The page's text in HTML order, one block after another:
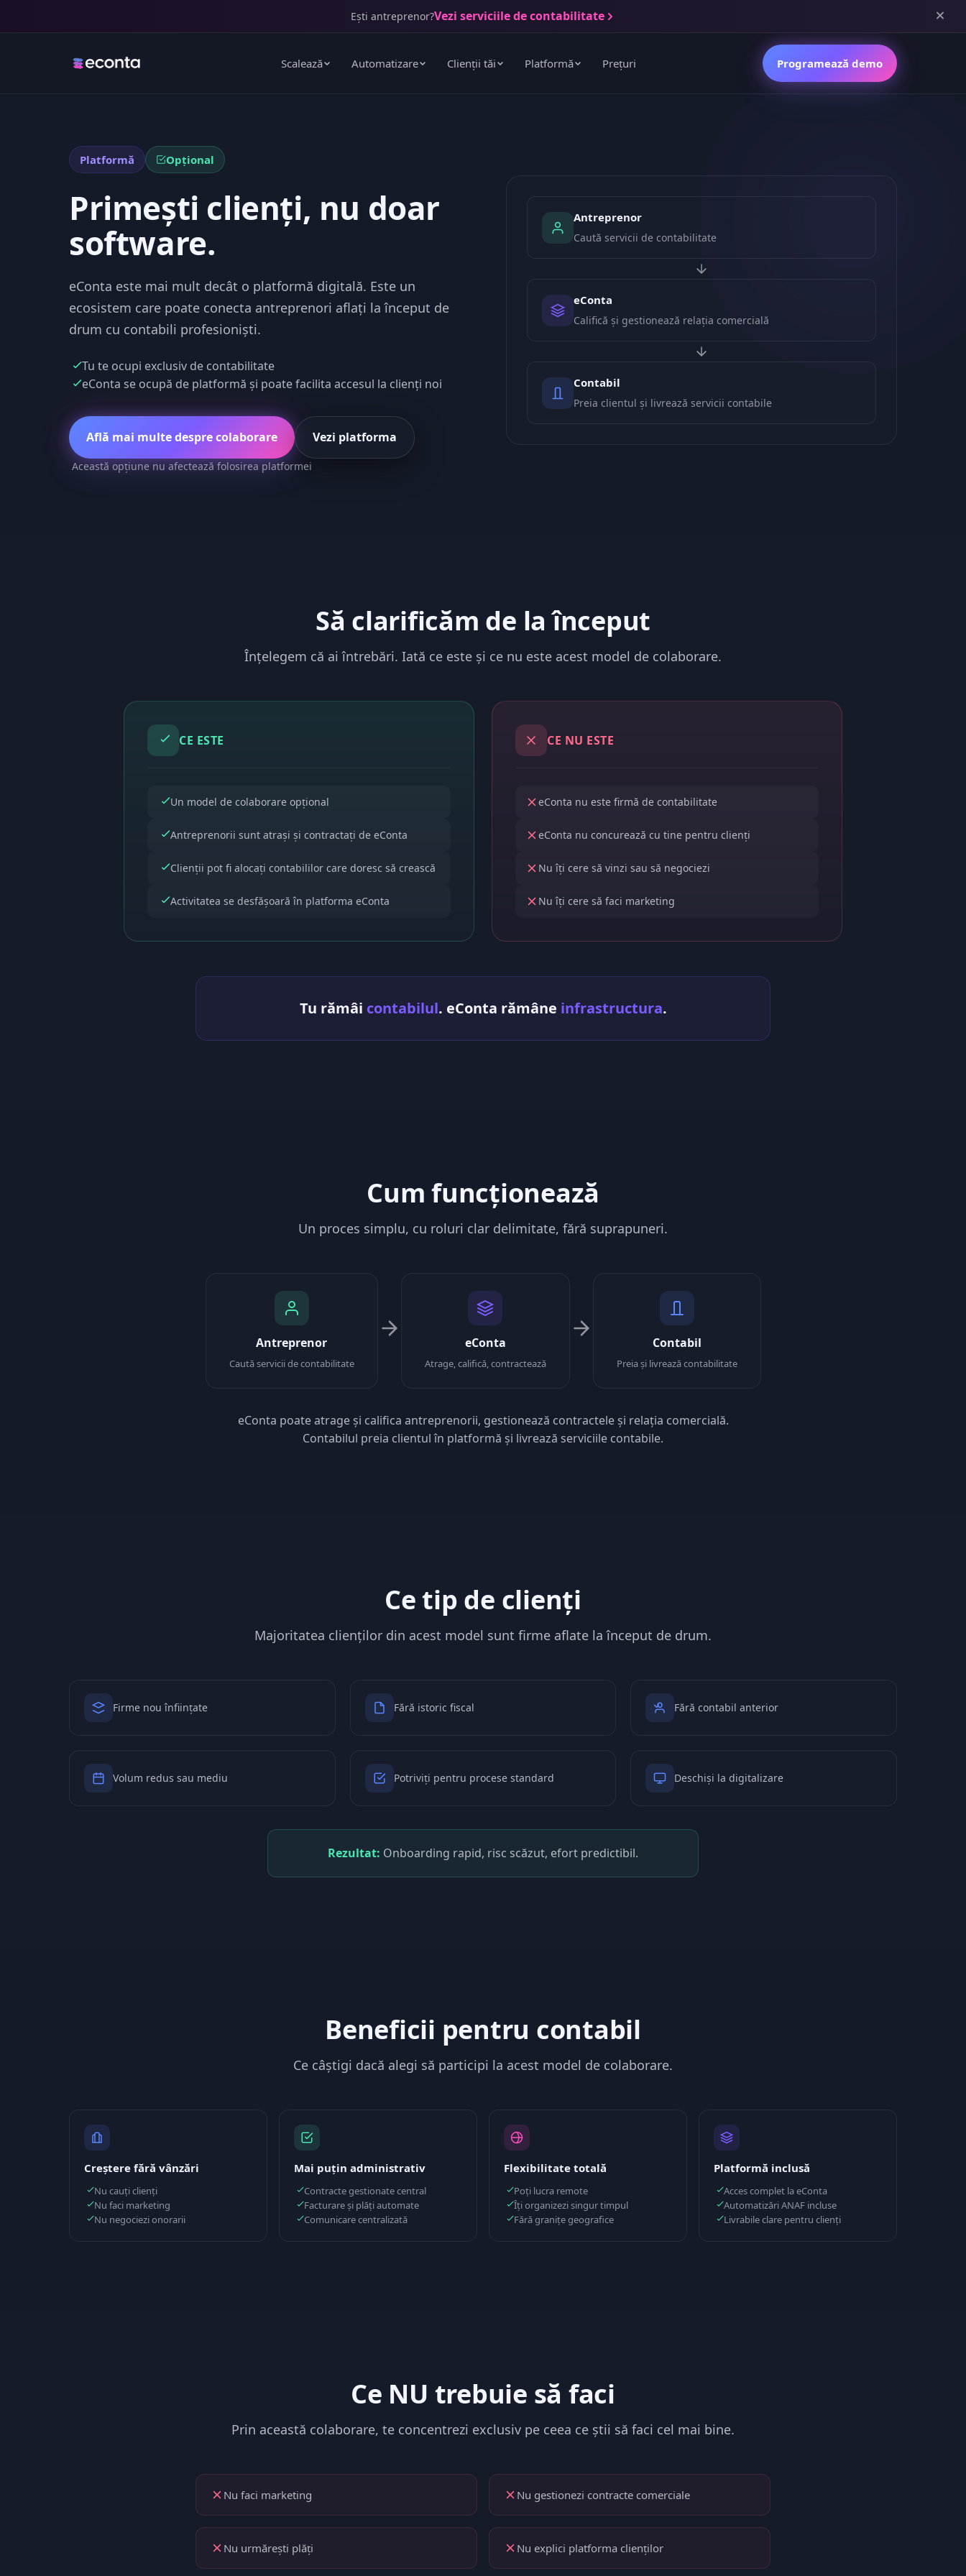
Ești antreprenor?Vezi serviciile de contabilitate
Scalează Automatizare Clienții tăi Platformă Prețuri Programează demo
Platformă Opțional
Primești clienți, nu doar
software.
eConta este mai mult decât o platformă digitală. Este un
ecosistem care poate conecta antreprenori aflați la început de
drum cu contabili profesioniști.
Tu te ocupi exclusiv de contabilitate
eConta se ocupă de platformă și poate facilita accesul la clienți noi
Află mai multe despre colaborare Vezi platforma
Această opțiune nu afectează folosirea platformei
Antreprenor
Caută servicii de contabilitate
eConta
Califică și gestionează relația comercială
Contabil
Preia clientul și livrează servicii contabile
Să clarificăm de la început
Înțelegem că ai întrebări. Iată ce este și ce nu este acest model de colaborare.
CE ESTE
Un model de colaborare opțional
Antreprenorii sunt atrași și contractați de eConta
Clienții pot fi alocați contabililor care doresc să crească
Activitatea se desfășoară în platforma eConta
CE NU ESTE
eConta nu este firmă de contabilitate
eConta nu concurează cu tine pentru clienți
Nu îți cere să vinzi sau să negociezi
Nu îți cere să faci marketing
Tu rămâi contabilul. eConta rămâne infrastructura.
Cum funcționează
Un proces simplu, cu roluri clar delimitate, fără suprapuneri.
Antreprenor
Caută servicii de contabilitate
eConta
Atrage, califică, contractează
Contabil
Preia și livrează contabilitate
eConta poate atrage și califica antreprenorii, gestionează contractele și relația comercială.
Contabilul preia clientul în platformă și livrează serviciile contabile.
Ce tip de clienți
Majoritatea clienților din acest model sunt firme aflate la început de drum.
Firme nou înființate Fără istoric fiscal Fără contabil anterior
Volum redus sau mediu Potriviți pentru procese standard Deschiși la digitalizare
Rezultat: Onboarding rapid, risc scăzut, efort predictibil.
Beneficii pentru contabil
Ce câștigi dacă alegi să participi la acest model de colaborare.
Creștere fără vânzări
Nu cauți clienți
Nu faci marketing
Nu negociezi onorarii
Mai puțin administrativ
Contracte gestionate central
Facturare și plăți automate
Comunicare centralizată
Flexibilitate totală
Poți lucra remote
Îți organizezi singur timpul
Fără granițe geografice
Platformă inclusă
Acces complet la eConta
Automatizări ANAF incluse
Livrabile clare pentru clienți
Ce NU trebuie să faci
Prin această colaborare, te concentrezi exclusiv pe ceea ce știi să faci cel mai bine.
Nu faci marketing Nu gestionezi contracte comerciale
Nu urmărești plăți Nu explici platforma clienților